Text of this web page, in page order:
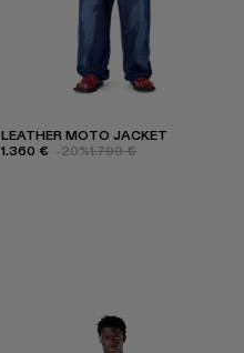
LEATHER MOTO JACKET
1.360 € -20%1.700 €